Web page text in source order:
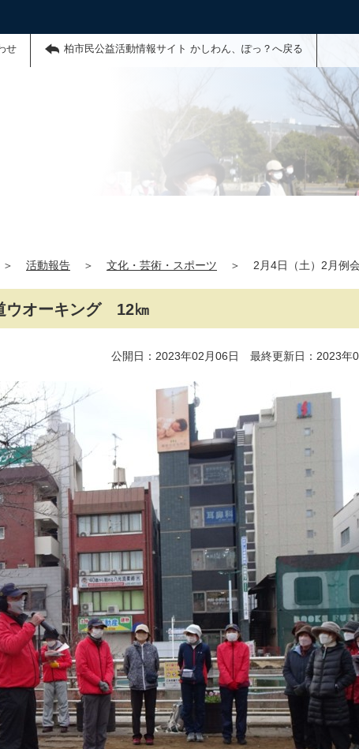
せ 柏市民公益活動情報サイト かしわん、ぽっ？へ戻る
＞ 活動報告 ＞ 文化・芸術・スポーツ ＞ 2月4日（土）2月
ウオーキング 12㎞
公開日：2023年02月06日 最終更新日：2023年